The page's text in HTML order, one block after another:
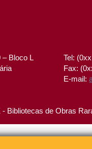
– Bloco L
Tel:
Fax:
E-mail:
Bibliotecas de Obras